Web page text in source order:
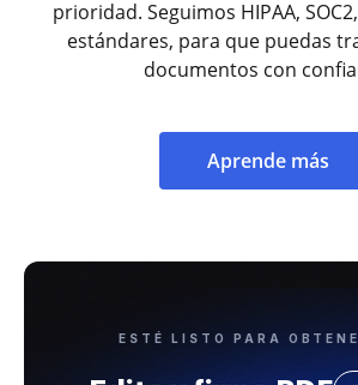
prioridad. Seguimos HIPAA,
estándares, para que puedas
documentos con
Aprende más
ESTÉ LISTO PARA